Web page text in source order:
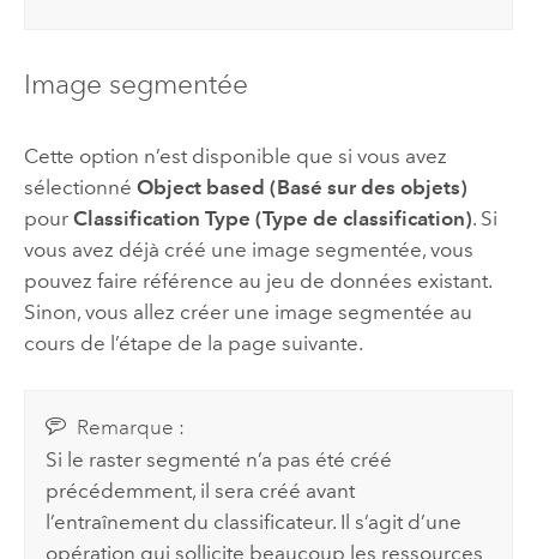
Image segmentée
Cette option n’est disponible que si vous avez
sélectionné Object based (Basé sur des objets)
pour Classification Type (Type de classification). Si
vous avez déjà créé une image segmentée, vous
pouvez faire référence au jeu de données existant.
Sinon, vous allez créer une image segmentée au
cours de l’étape de la page suivante.
Remarque :
Si le raster segmenté n’a pas été créé
précédemment, il sera créé avant
l’entraînement du classificateur. Il s’agit d’une
opération qui sollicite beaucoup les ressources